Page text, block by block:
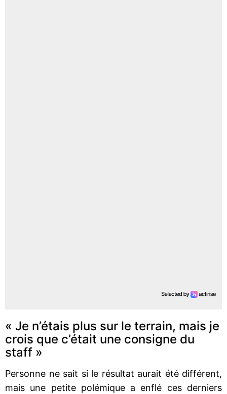
« Je n’étais plus sur le terrain, mais je
crois que c’était une consigne du
staff »
Personne ne sait si le résultat aurait été différent,
mais une petite polémique a enflé ces derniers